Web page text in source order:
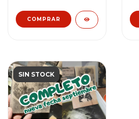
SIN STOCK